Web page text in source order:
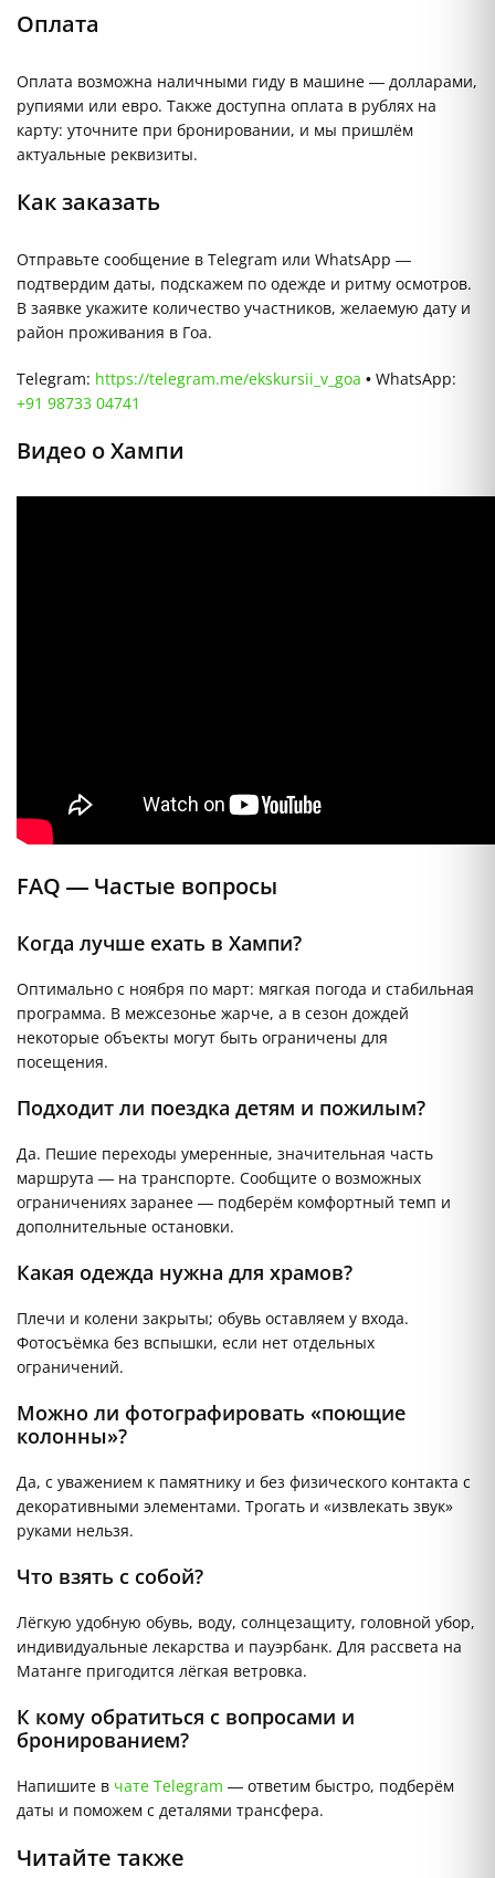
Оплата
Оплата возможна наличными гиду в машине — долларами,
рупиями или евро. Также доступна оплата в рублях на
карту: уточните при бронировании, и мы пришлём
актуальные реквизиты.
Как заказать
Отправьте сообщение в Telegram или WhatsApp —
подтвердим даты, подскажем по одежде и ритму осмотров.
В заявке укажите количество участников, желаемую дату и
район проживания в Гоа.
Telegram: https://telegram.me/ekskursii_v_goa • WhatsApp:
+91 98733 04741
Видео о Хампи
FAQ — Частые вопросы
Когда лучше ехать в Хампи?
Оптимально с ноября по март: мягкая погода и стабильная
программа. В межсезонье жарче, а в сезон дождей
некоторые объекты могут быть ограничены для
посещения.
Подходит ли поездка детям и пожилым?
Да. Пешие переходы умеренные, значительная часть
маршрута — на транспорте. Сообщите о возможных
ограничениях заранее — подберём комфортный темп и
дополнительные остановки.
Какая одежда нужна для храмов?
Плечи и колени закрыты; обувь оставляем у входа.
Фотосъёмка без вспышки, если нет отдельных
ограничений.
Можно ли фотографировать «поющие
колонны»?
Да, с уважением к памятнику и без физического контакта с
декоративными элементами. Трогать и «извлекать звук»
руками нельзя.
Что взять с собой?
Лёгкую удобную обувь, воду, солнцезащиту, головной убор,
индивидуальные лекарства и пауэрбанк. Для рассвета на
Матанге пригодится лёгкая ветровка.
К кому обратиться с вопросами и
бронированием?
Напишите в чате Telegram — ответим быстро, подберём
даты и поможем с деталями трансфера.
Читайте также